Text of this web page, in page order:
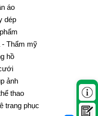
áo
dép
- Thẩm mỹ
hồ
ảnh
thao
trang phục